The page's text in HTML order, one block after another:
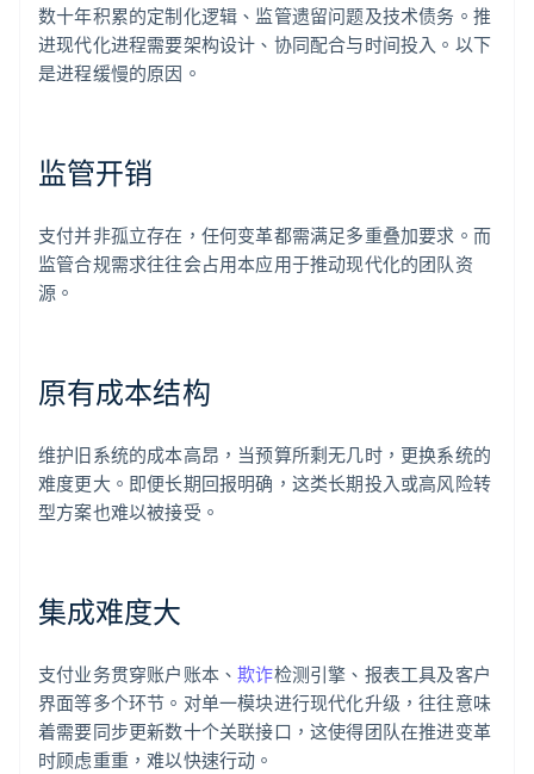
数十年积累的定制化逻辑、监管遗留问题及技术债务。推
进现代化进程需要架构设计、协同配合与时间投入。以下
是进程缓慢的原因。
监管开销
支付并非孤立存在，任何变革都需满足多重叠加要求。而
监管合规需求往往会占用本应用于推动现代化的团队资
源。
原有成本结构
维护旧系统的成本高昂，当预算所剩无几时，更换系统的
难度更大。即便长期回报明确，这类长期投入或高风险转
型方案也难以被接受。
集成难度大
支付业务贯穿账户账本、欺诈检测引擎、报表工具及客户
界面等多个环节。对单一模块进行现代化升级，往往意味
着需要同步更新数十个关联接口，这使得团队在推进变革
时顾虑重重，难以快速行动。